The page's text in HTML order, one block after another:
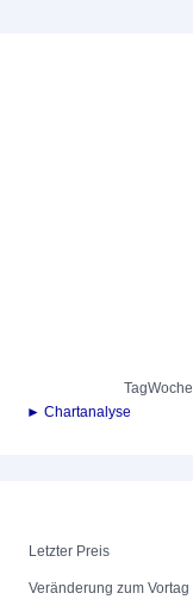
TagWoche
► Chartanalyse
Letzter Preis
Veränderung zum Vortag